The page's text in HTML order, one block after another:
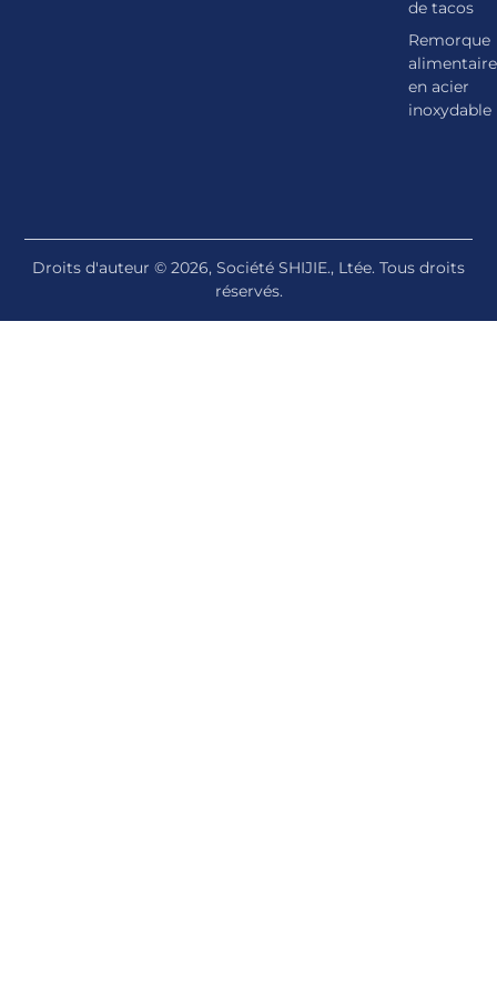
de tacos
Remorque
alimentaire
en acier
inoxydable
Droits d'auteur © 2026, Société SHIJIE., Ltée. Tous droits
réservés.